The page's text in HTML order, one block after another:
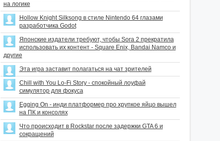
на логике
Hollow Knight Silksong в стиле Nintendo 64 глазами
разработчика Godot
Японские издатели требуют, чтобы Sora 2 прекратила
использовать их контент - Square Enix, Bandai Namco и
другие
Эта игра заставит полагаться на чат зрителей
Chill with You Lo-Fi Story - спокойный лоуфай
симулятор для фокуса
Egging On - инди платформер про хрупкое яйцо вышел
на ПК и консолях
Что происходит в Rockstar после задержки GTA 6 и
сокращений